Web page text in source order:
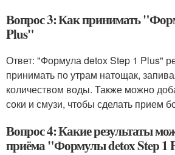
Вопрос 3: Как принимать
Plus"
Ответ: "Формула detox Step 1 Plus"
принимать по утрам натощак,
количеством воды. Также можно
соки и смузи, чтобы сделать прием
Вопрос 4: Какие результаты
приёма "Формулы detox Step 1